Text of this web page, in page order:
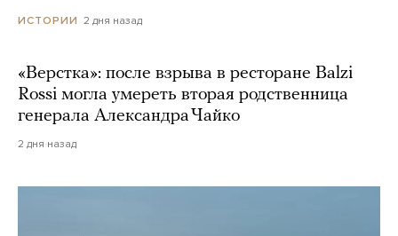
ИСТОРИИ 2 дня назад
«Верстка»: после взрыва в ресторане Balzi
Rossi могла умереть вторая родственница
генерала Александра Чайко
2 дня назад